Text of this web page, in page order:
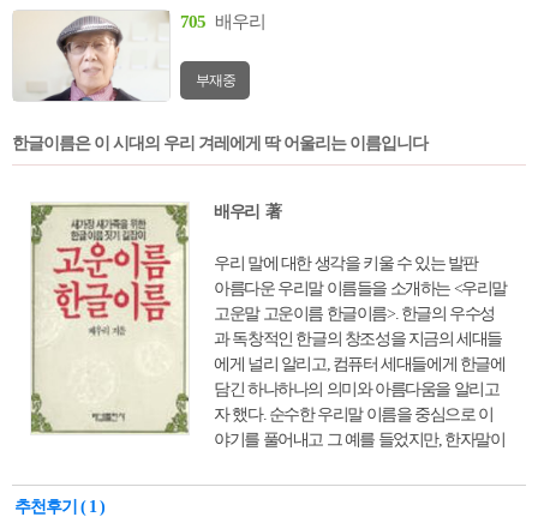
705 배우리
부재중
한글이름은 이 시대의 우리 겨레에게 딱 어울리는 이름입니다
배우리 著
우리 말에 대한 생각을 키울 수 있는 발판
아름다운 우리말 이름들을 소개하는 <우리말
고운말 고운이름 한글이름>. 한글의 우수성
과 독창적인 한글의 창조성을 지금의 세대들
에게 널리 알리고, 컴퓨터 세대들에게 한글에
담긴 하나하나의 의미와 아름다움을 알리고
자 했다. 순수한 우리말 이름을 중심으로 이
야기를 풀어내고 그 예를 들었지만, 한자말이
함하였다. 세월에 흐름에 따라 달라진 이름들
추천후기 ( 1 )